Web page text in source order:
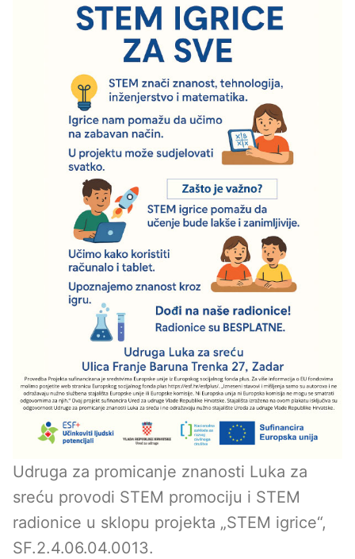
Udruga za promicanje znanosti Luka za
sreću provodi STEM promociju i STEM
radionice u sklopu projekta „STEM igrice“,
SF.2.4.06.04.0013.